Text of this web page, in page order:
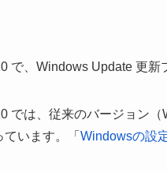
で、Windows Update 更新
では、従来のバージョン（
います。「 Windowsの設